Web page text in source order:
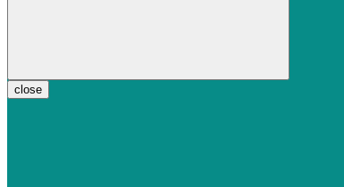
close